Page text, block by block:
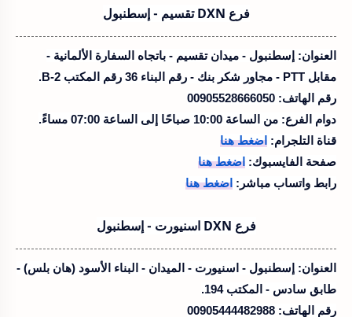
فرع DXN تقسيم - إسطنبول
العنوان: إسطنبول - ميدان تقسيم - باتجاه السفارة الألمانية -
مقابل PTT - مجاور شكر بنك - رقم البناء 36 رقم المكتب B-2.
رقم الهاتف:
دوام الفرع: من الساعة 10:00 صباحًا إلى الساعة 07:00 مساءً.
قناة التلجرام: اضغط هنا
صفحة الفايسبوك: اضغط هنا
رابط واتساب مباشر: اضغط هنا
فرع DXN اسنيورت - إسطنبول
العنوان: إسطنبول - اسنيورت - الميدان - البناء الأسود (هان بلس) -
طابق سادس - المكتب 194.
رقم الهاتف: